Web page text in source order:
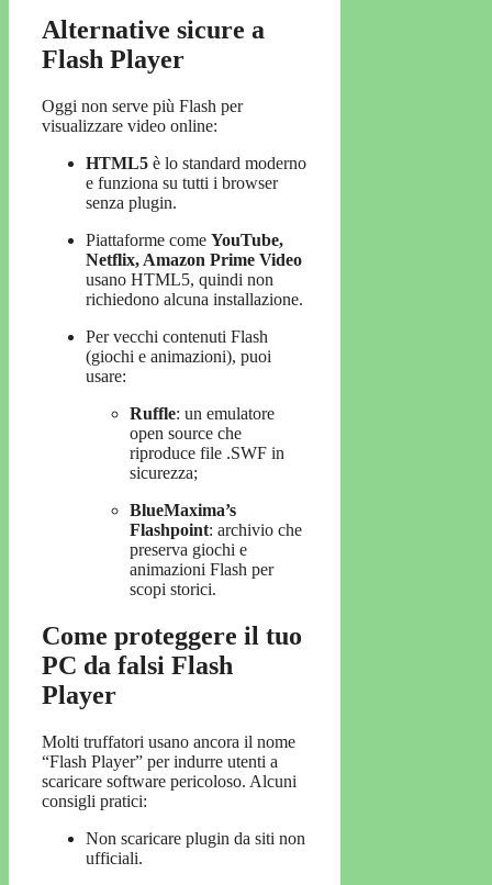
Alternative sicure a
Flash Player
Oggi non serve più Flash per
visualizzare video online:
HTML5 è lo standard moderno
e funziona su tutti i browser
senza plugin.
Piattaforme come YouTube,
Netflix, Amazon Prime Video
usano HTML5, quindi non
richiedono alcuna installazione.
Per vecchi contenuti Flash
(giochi e animazioni), puoi
usare:
Ruffle: un emulatore
open source che
riproduce file .SWF in
sicurezza;
BlueMaxima’s
Flashpoint: archivio che
preserva giochi e
animazioni Flash per
scopi storici.
Come proteggere il tuo
PC da falsi Flash
Player
Molti truffatori usano ancora il nome
“Flash Player” per indurre utenti a
scaricare software pericoloso. Alcuni
consigli pratici:
Non scaricare plugin da siti non
ufficiali.